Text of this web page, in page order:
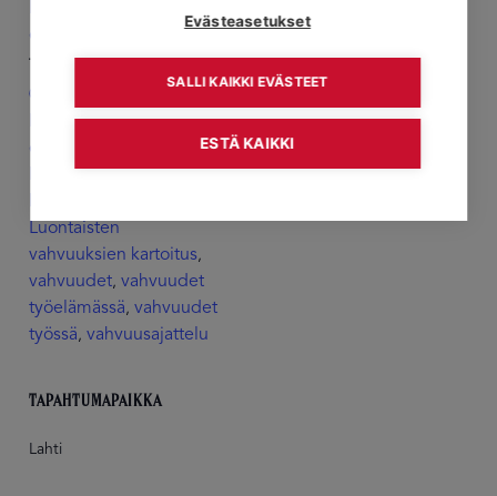
esimiestyössä
®EMV
Esihenkilövalmennus,
esimiestyö
Luontaisten
vahvuuksien kartoitus,
vahvuudet,vahvuudet
työelämässä,vahvuudet
työssä,vahvuusajattelu
TAPAHTUMAPAIKKA
Lahti
Evästeasetukset
SALLI KAIKKI EVÄSTEET
ESTÄ KAIKKI